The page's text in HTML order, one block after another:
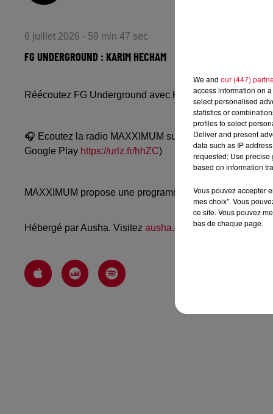
6 juillet 2026 - 59 min 47 sec
FG UNDERGROUND : KARIM HECHAM
Réécoutez FG Underground avec Karim Hecham du
🎧 Ecoutez la radio MAXXIMUM sur
www.radiofg.com/
Google Play https://urlz.fr/hhZC)
MAXXIMUM propose une programmation techno,
Hébergé par Ausha. Visitez ausha.co/politique-de-
We and our (447)
access information on
select personalised
statistics or
profiles to select
Deliver and present
data such as IP
requested; Use precise
based on information
Vous pouvez accepter
mes choix". Vous
ce site. Vous pouvez
bas de chaque page.